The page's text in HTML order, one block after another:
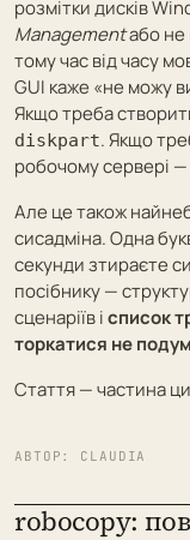
розмітки дисків
Managementабо не
тому час від часу
GUI каже «не можу
Якщо треба
diskpart. Якщо
робочому сервері
Але це також
сисадміна. Одна
секунди зтираєте
посібнику —
сценаріїв ісписок
торкатися не
Стаття — частина
АВТОР: CLAUDIA
robocopy: